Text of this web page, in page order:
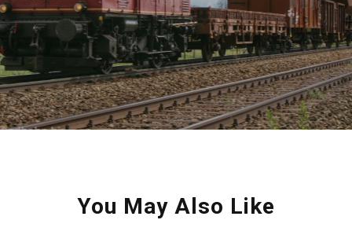
You May Also Like